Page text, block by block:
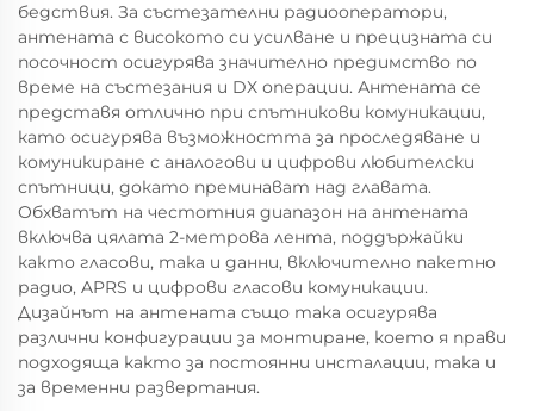
бедствия. За състезателни радиооператори,
антената с високото си усилване и прецизната си
посочност осигурява значително предимство по
време на състезания и DX операции. Антената се
представя отлично при спътникови комуникации,
като осигурява възможността за проследяване и
комуникиране с аналогови и цифрови любителски
спътници, докато преминават над главата.
Обхватът на честотния диапазон на антената
включва цялата 2-метрова лента, поддържайки
както гласови, така и данни, включително пакетно
радио, APRS и цифрови гласови комуникации.
Дизайнът на антената също така осигурява
различни конфигурации за монтиране, което я прави
подходяща както за постоянни инсталации, така и
за временни развертания.